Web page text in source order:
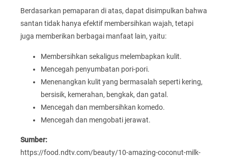
Berdasarkan pemaparan di atas, dapat disimpulkan bahwa
santan tidak hanya efektif membersihkan wajah, tetapi
juga memberikan berbagai manfaat lain, yaitu:
Membersihkan sekaligus melembapkan kulit.
Mencegah penyumbatan pori-pori.
Menenangkan kulit yang bermasalah seperti kering,
bersisik, kemerahan, bengkak, dan gatal.
Mencegah dan membersihkan komedo.
Mencegah dan mengobati jerawat.
Sumber:
https://food.ndtv.com/beauty/10-amazing-coconut-milk-